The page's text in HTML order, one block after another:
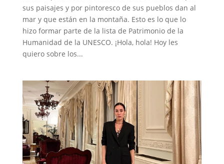
sus paisajes y por pintoresco de sus pueblos dan al
mar y que están en la montaña. Esto es lo que lo
hizo formar parte de la lista de Patrimonio de la
Humanidad de la UNESCO. ¡Hola, hola! Hoy les
quiero sobre los...